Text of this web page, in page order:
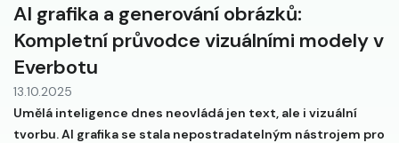
AI grafika a generování obrázků:
Kompletní průvodce vizuálními modely v
Everbotu
13.10.2025
Umělá inteligence dnes neovládá jen text, ale i vizuální
tvorbu. AI grafika se stala nepostradatelným nástrojem pro